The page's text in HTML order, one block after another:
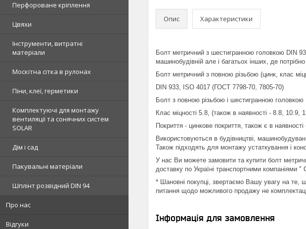
Перфороване кріплення
Цвяхи
Інструменти, витратні
матеріали
Москітна сітка в рулонах
Піни, клеї, герметики
Комплектуючі для монтажу
вентиляції та сонячних систем
SOLAR
Дім і сад
Пакувальні матеріали
Шплінт розвідний DIN 94
Про нас
Відгуки
Опис Характеристики
Болт метричний з шестигранною головкою DIN
машинобудівній але і багатьох інших, де
Болт метричний з повною різьбою (цинк, клас
DIN 933, ISO 4017 (ГОСТ 7798-70, 7805-70)
Болт з повною різьбою і шестигранною головкою
Клас міцності 5.8, (також в наявності - 8.8, 10.9,
Покриття - цинкове покриття, також є в наявності
Використовуються в будівництві,
Також підходять для монтажу устаткування і
У нас Ви можете замовити та купити болт
доставку по Україні транспортними компаніями
* Шановні покупці, звертаємо Вашу увагу на те,
питання щодо можливого продажу не
Інформація для замовлення